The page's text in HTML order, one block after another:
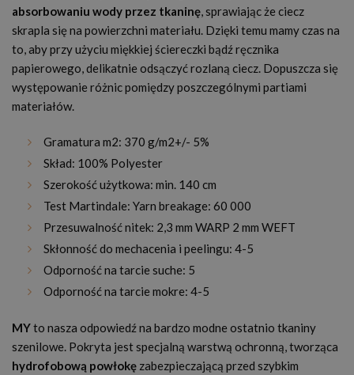
absorbowaniu wody przez tkaninę, sprawiając że ciecz
skrapla się na powierzchni materiału. Dzięki temu mamy czas na
to, aby przy użyciu miękkiej ściereczki bądź ręcznika
papierowego, delikatnie odsączyć rozlaną ciecz. Dopuszcza się
występowanie różnic pomiędzy poszczególnymi partiami
materiałów.
Gramatura m2: 370 g/m2+/- 5%
Skład: 100% Polyester
Szerokość użytkowa: min. 140 cm
Test Martindale: Yarn breakage: 60 000
Przesuwalność nitek: 2,3 mm WARP 2 mm WEFT
Skłonność do mechacenia i peelingu: 4-5
Odporność na tarcie suche: 5
Odporność na tarcie mokre: 4-5
MYto nasza odpowiedź na bardzo modne ostatnio tkaniny
szenilowe. Pokryta jest specjalną warstwą ochronną, tworząca
hydrofobową powłokę zabezpieczającą przed szybkim